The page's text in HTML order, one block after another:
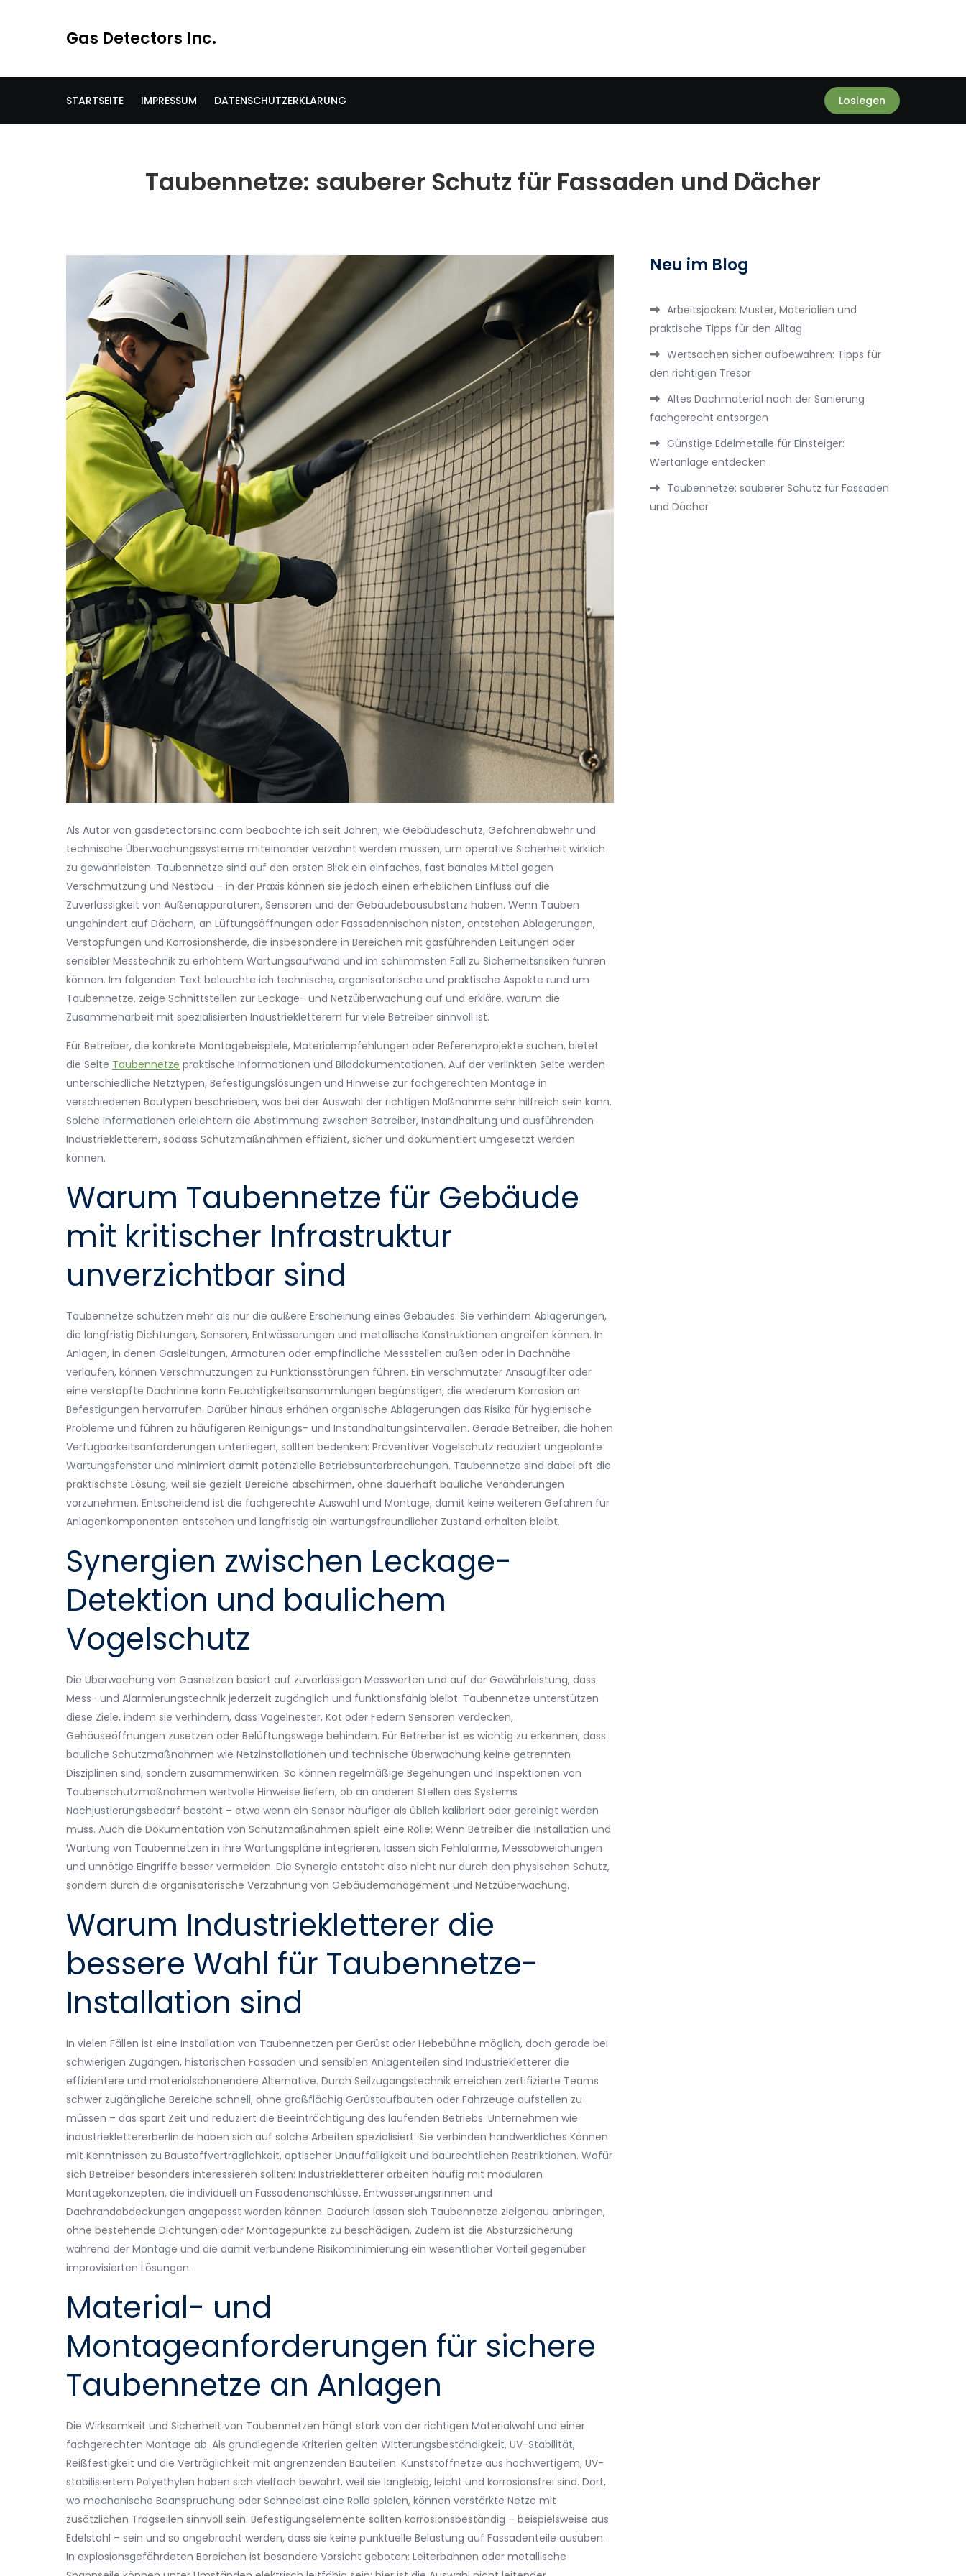
Gas Detectors Inc.
STARTSEITE IMPRESSUM DATENSCHUTZERKLÄRUNG Loslegen
Taubennetze: sauberer Schutz für Fassaden und Dächer
Als Autor von gasdetectorsinc.com beobachte ich seit Jahren, wie Gebäudeschutz, Gefahrenabwehr und
technische Überwachungssysteme miteinander verzahnt werden müssen, um operative Sicherheit wirklich
zu gewährleisten. Taubennetze sind auf den ersten Blick ein einfaches, fast banales Mittel gegen
Verschmutzung und Nestbau – in der Praxis können sie jedoch einen erheblichen Einfluss auf die
Zuverlässigkeit von Außenapparaturen, Sensoren und der Gebäudebausubstanz haben. Wenn Tauben
ungehindert auf Dächern, an Lüftungsöffnungen oder Fassadennischen nisten, entstehen Ablagerungen,
Verstopfungen und Korrosionsherde, die insbesondere in Bereichen mit gasführenden Leitungen oder
sensibler Messtechnik zu erhöhtem Wartungsaufwand und im schlimmsten Fall zu Sicherheitsrisiken führen
können. Im folgenden Text beleuchte ich technische, organisatorische und praktische Aspekte rund um
Taubennetze, zeige Schnittstellen zur Leckage- und Netzüberwachung auf und erkläre, warum die
Zusammenarbeit mit spezialisierten Industriekletterern für viele Betreiber sinnvoll ist.
Für Betreiber, die konkrete Montagebeispiele, Materialempfehlungen oder Referenzprojekte suchen, bietet
die Seite Taubennetze praktische Informationen und Bilddokumentationen. Auf der verlinkten Seite werden
unterschiedliche Netztypen, Befestigungslösungen und Hinweise zur fachgerechten Montage in
verschiedenen Bautypen beschrieben, was bei der Auswahl der richtigen Maßnahme sehr hilfreich sein kann.
Solche Informationen erleichtern die Abstimmung zwischen Betreiber, Instandhaltung und ausführenden
Industriekletterern, sodass Schutzmaßnahmen effizient, sicher und dokumentiert umgesetzt werden
können.
Warum Taubennetze für Gebäude
mit kritischer Infrastruktur
unverzichtbar sind
Taubennetze schützen mehr als nur die äußere Erscheinung eines Gebäudes: Sie verhindern Ablagerungen,
die langfristig Dichtungen, Sensoren, Entwässerungen und metallische Konstruktionen angreifen können. In
Anlagen, in denen Gasleitungen, Armaturen oder empfindliche Messstellen außen oder in Dachnähe
verlaufen, können Verschmutzungen zu Funktionsstörungen führen. Ein verschmutzter Ansaugfilter oder
eine verstopfte Dachrinne kann Feuchtigkeitsansammlungen begünstigen, die wiederum Korrosion an
Befestigungen hervorrufen. Darüber hinaus erhöhen organische Ablagerungen das Risiko für hygienische
Probleme und führen zu häufigeren Reinigungs- und Instandhaltungsintervallen. Gerade Betreiber, die hohen
Verfügbarkeitsanforderungen unterliegen, sollten bedenken: Präventiver Vogelschutz reduziert ungeplante
Wartungsfenster und minimiert damit potenzielle Betriebsunterbrechungen. Taubennetze sind dabei oft die
praktischste Lösung, weil sie gezielt Bereiche abschirmen, ohne dauerhaft bauliche Veränderungen
vorzunehmen. Entscheidend ist die fachgerechte Auswahl und Montage, damit keine weiteren Gefahren für
Anlagenkomponenten entstehen und langfristig ein wartungsfreundlicher Zustand erhalten bleibt.
Synergien zwischen Leckage-
Detektion und baulichem
Vogelschutz
Die Überwachung von Gasnetzen basiert auf zuverlässigen Messwerten und auf der Gewährleistung, dass
Mess- und Alarmierungstechnik jederzeit zugänglich und funktionsfähig bleibt. Taubennetze unterstützen
diese Ziele, indem sie verhindern, dass Vogelnester, Kot oder Federn Sensoren verdecken,
Gehäuseöffnungen zusetzen oder Belüftungswege behindern. Für Betreiber ist es wichtig zu erkennen, dass
bauliche Schutzmaßnahmen wie Netzinstallationen und technische Überwachung keine getrennten
Disziplinen sind, sondern zusammenwirken. So können regelmäßige Begehungen und Inspektionen von
Taubenschutzmaßnahmen wertvolle Hinweise liefern, ob an anderen Stellen des Systems
Nachjustierungsbedarf besteht – etwa wenn ein Sensor häufiger als üblich kalibriert oder gereinigt werden
muss. Auch die Dokumentation von Schutzmaßnahmen spielt eine Rolle: Wenn Betreiber die Installation und
Wartung von Taubennetzen in ihre Wartungspläne integrieren, lassen sich Fehlalarme, Messabweichungen
und unnötige Eingriffe besser vermeiden. Die Synergie entsteht also nicht nur durch den physischen Schutz,
sondern durch die organisatorische Verzahnung von Gebäudemanagement und Netzüberwachung.
Warum Industriekletterer die
bessere Wahl für Taubennetze-
Installation sind
In vielen Fällen ist eine Installation von Taubennetzen per Gerüst oder Hebebühne möglich, doch gerade bei
schwierigen Zugängen, historischen Fassaden und sensiblen Anlagenteilen sind Industriekletterer die
effizientere und materialschonendere Alternative. Durch Seilzugangstechnik erreichen zertifizierte Teams
schwer zugängliche Bereiche schnell, ohne großflächig Gerüstaufbauten oder Fahrzeuge aufstellen zu
müssen – das spart Zeit und reduziert die Beeinträchtigung des laufenden Betriebs. Unternehmen wie
industrieklettererberlin.de haben sich auf solche Arbeiten spezialisiert: Sie verbinden handwerkliches Können
mit Kenntnissen zu Baustoffverträglichkeit, optischer Unauffälligkeit und baurechtlichen Restriktionen. Wofür
sich Betreiber besonders interessieren sollten: Industriekletterer arbeiten häufig mit modularen
Montagekonzepten, die individuell an Fassadenanschlüsse, Entwässerungsrinnen und
Dachrandabdeckungen angepasst werden können. Dadurch lassen sich Taubennetze zielgenau anbringen,
ohne bestehende Dichtungen oder Montagepunkte zu beschädigen. Zudem ist die Absturzsicherung
während der Montage und die damit verbundene Risikominimierung ein wesentlicher Vorteil gegenüber
improvisierten Lösungen.
Material- und
Montageanforderungen für sichere
Taubennetze an Anlagen
Die Wirksamkeit und Sicherheit von Taubennetzen hängt stark von der richtigen Materialwahl und einer
fachgerechten Montage ab. Als grundlegende Kriterien gelten Witterungsbeständigkeit, UV-Stabilität,
Reißfestigkeit und die Verträglichkeit mit angrenzenden Bauteilen. Kunststoffnetze aus hochwertigem, UV-
stabilisiertem Polyethylen haben sich vielfach bewährt, weil sie langlebig, leicht und korrosionsfrei sind. Dort,
wo mechanische Beanspruchung oder Schneelast eine Rolle spielen, können verstärkte Netze mit
zusätzlichen Tragseilen sinnvoll sein. Befestigungselemente sollten korrosionsbeständig – beispielsweise aus
Edelstahl – sein und so angebracht werden, dass sie keine punktuelle Belastung auf Fassadenteile ausüben.
In explosionsgefährdeten Bereichen ist besondere Vorsicht geboten: Leiterbahnen oder metallische
Neu im Blog
Arbeitsjacken: Muster, Materialien und
praktische Tipps für den Alltag
Wertsachen sicher aufbewahren: Tipps für
den richtigen Tresor
Altes Dachmaterial nach der Sanierung
fachgerecht entsorgen
Günstige Edelmetalle für Einsteiger:
Wertanlage entdecken
Taubennetze: sauberer Schutz für Fassaden
und Dächer